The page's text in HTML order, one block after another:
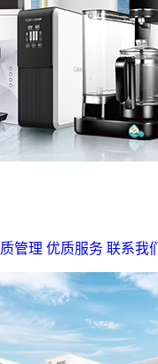
管理 优质服务 联系我们